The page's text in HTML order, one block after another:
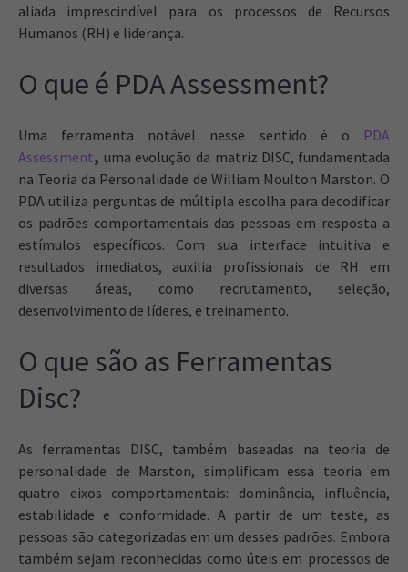
aliada imprescindível para os processos de Recursos
Humanos (RH) e liderança.
O que é PDA Assessment?
Uma ferramenta notável nesse sentido é o PDA
Assessment, uma evolução da matriz DISC, fundamentada
na Teoria da Personalidade de William Moulton Marston. O
PDA utiliza perguntas de múltipla escolha para decodificar
os padrões comportamentais das pessoas em resposta a
estímulos específicos. Com sua interface intuitiva e
resultados imediatos, auxilia profissionais de RH em
diversas áreas, como recrutamento, seleção,
desenvolvimento de líderes, e treinamento.
O que são as Ferramentas
Disc?
As ferramentas DISC, também baseadas na teoria de
personalidade de Marston, simplificam essa teoria em
quatro eixos comportamentais: dominância, influência,
estabilidade e conformidade. A partir de um teste, as
pessoas são categorizadas em um desses padrões. Embora
também sejam reconhecidas como úteis em processos de